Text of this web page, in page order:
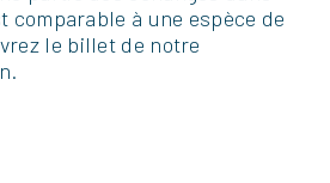
à une espèce de
le billet de notre